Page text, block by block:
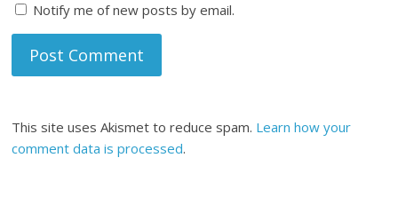
Notify me of new posts by email.
This site uses Akismet to reduce spam. Learn how your
comment data is processed.